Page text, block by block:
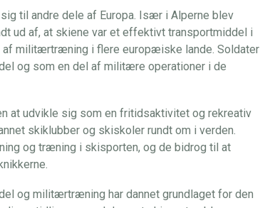
til andre dele af Europa. Især i Alperne blev
ud af, at skiene var et effektivt transportmiddel i
militærtræning i flere europæiske lande. Soldater
og som en del af militære operationer i de
at udvikle sig som en fritidsaktivitet og rekreativ
skiklubber og skiskoler rundt om i verden.
og træning i skisporten, og de bidrog til at
og militærtræning har dannet grundlaget for den